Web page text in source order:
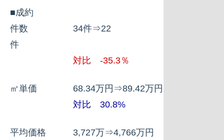
■成約
件数 34件⇒22
件
対比 -35.3％
㎡単価 68.34万円⇒89.42万円
対比 30.8%
平均価格 3,727万⇒4,766万円